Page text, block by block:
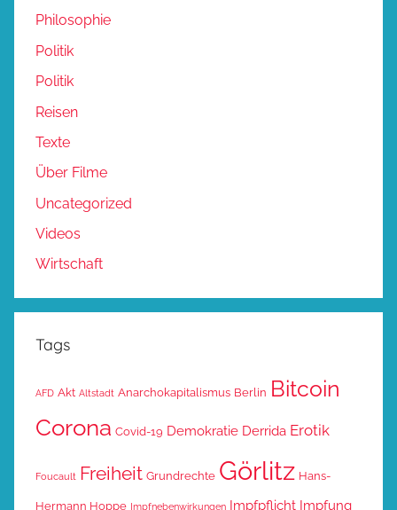
Philosophie
Politik
Politik
Reisen
Texte
Über Filme
Uncategorized
Videos
Wirtschaft
Tags
AFD Akt Altstadt Anarchokapitalismus Berlin Bitcoin
Corona Covid-19 Demokratie Derrida Erotik
Foucault Freiheit Grundrechte Görlitz Hans-
Hermann Hoppe Impfnebenwirkungen Impfpflicht Impfung